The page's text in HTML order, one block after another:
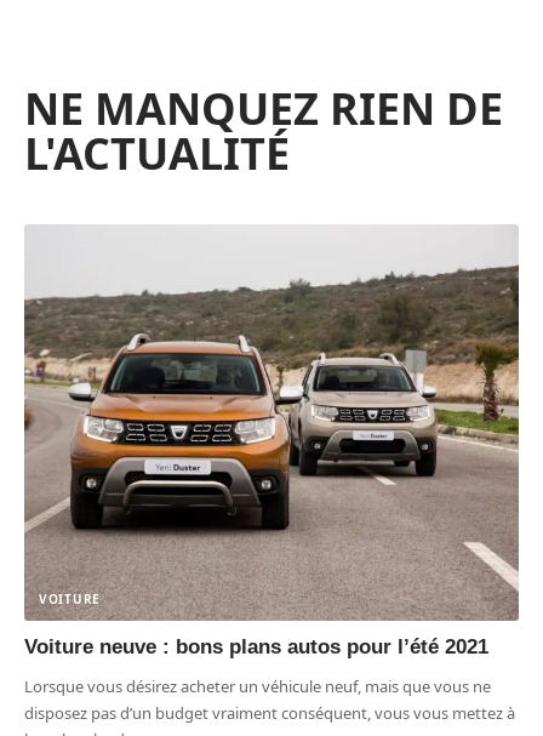
NE MANQUEZ RIEN DE
L'ACTUALITÉ
VOITURE
Voiture neuve : bons plans autos pour l’été 2021
Lorsque vous désirez acheter un véhicule neuf, mais que vous ne
disposez pas d’un budget vraiment conséquent, vous vous mettez à